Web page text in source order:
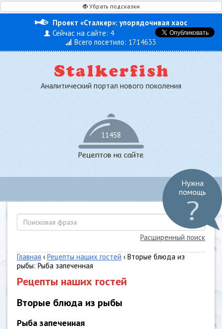
Убрать подсказки
Проект «Сталкер»: упорядочивая хаос
Сейчас на сайте: 4
Всего посетило: 1714633
Аналитический портал нового поколения
11458
Расширенный поиск
Главная ‹ Рецепты наших гостей ‹ Вторые блюда из
рыбы: Рыба запеченная
Рецепты наших гостей
Вторые блюда из рыбы
Рыба запеченная
Нужна
помощь